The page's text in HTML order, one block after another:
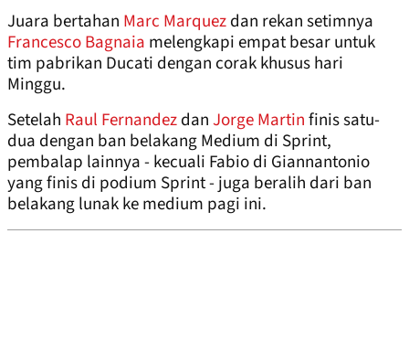
Juara bertahan Marc Marquezdan rekan setimnya
Francesco Bagnaia melengkapi empat besar untuk
tim pabrikan Ducati dengan corak khusus hari
Minggu.
Setelah Raul FernandezdanJorge Martinfinis satu-
dua dengan ban belakang Medium di Sprint,
pembalap lainnya - kecuali Fabio di Giannantonio
yang finis di podium Sprint - juga beralih dari ban
belakang lunak ke medium pagi ini.